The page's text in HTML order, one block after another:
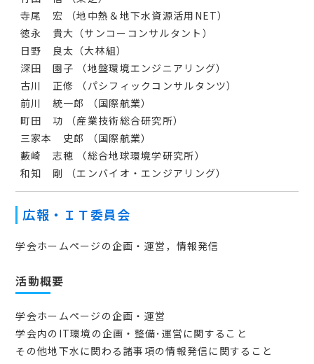
寺尾 宏 （地中熱＆地下水資源活用NET）
徳永 貴大（サンコーコンサルタント）
⽇野 良太（⼤林組）
深田 園子 （地盤環境エンジニアリング）
古川 正修 （パシフィックコンサルタンツ）
前川 統一郎 （国際航業）
町田 功 （産業技術総合研究所）
三家本 史郎 （国際航業）
藪崎 志穂 （総合地球環境学研究所）
和知 剛 （エンバイオ・エンジアリング）
広報・ＩＴ委員会
学会ホームページの企画・運営，情報発信
活動概要
学会ホームページの企画・運営
学会内のIT環境の企画・整備･運営に関すること
その他地下水に関わる諸事項の情報発信に関すること